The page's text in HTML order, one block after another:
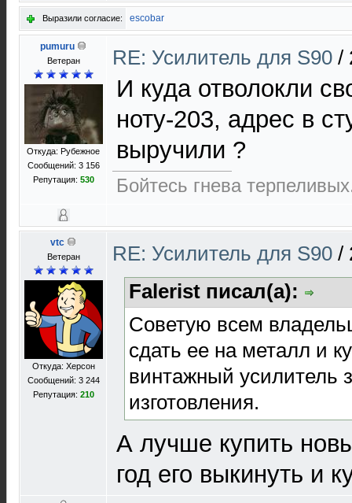
Выразили согласие: escobar
pumuru
Ветеран
Откуда: Рубежное
Сообщений: 3 156
Репутация: 530
RE: Усилитель для S90 /
И куда отволокли
ноту-203, адрес в
выручили ?
Бойтесь гнева
vtc
Ветеран
Откуда: Херсон
Сообщений: 3 244
Репутация: 210
RE: Усилитель для S90 /
Falerist писал(а):
Советую всем
сдать ее на металл и
винтажный усилитель
изготовления.
А лучше купить
год его выкинуть и